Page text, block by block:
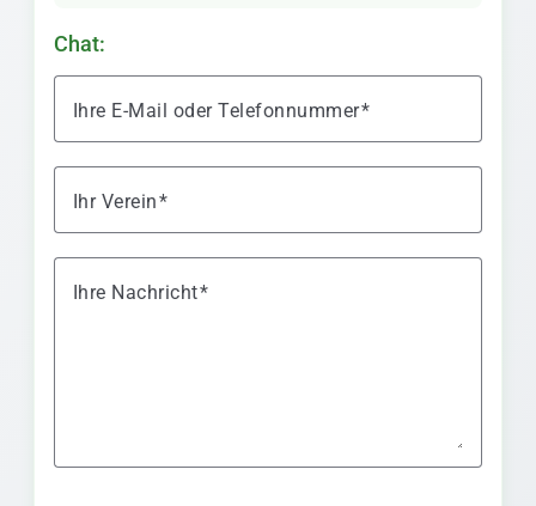
Chat:
Ihre E-Mail oder Telefonnummer
Ihr Verein
Ihre Nachricht